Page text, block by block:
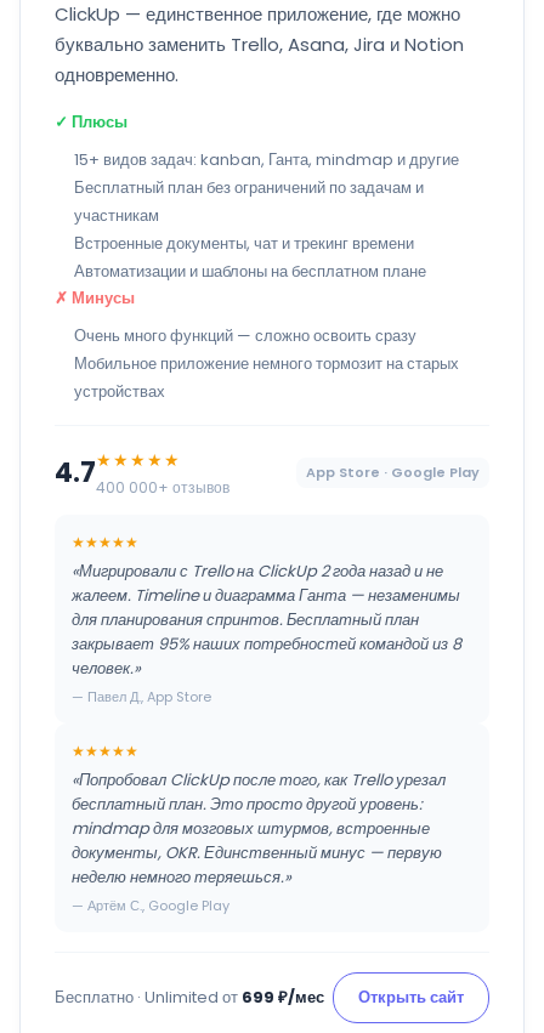
ClickUp — единственное приложение, где можно
буквально заменить Trello, Asana, Jira и Notion
одновременно.
✓ Плюсы
15+ видов задач: kanban, Ганта, mindmap и другие
Бесплатный план без ограничений по задачам и
участникам
Встроенные документы, чат и трекинг времени
Автоматизации и шаблоны на бесплатном плане
✗ Минусы
Очень много функций — сложно освоить сразу
Мобильное приложение немного тормозит на старых
устройствах
4.7★★★★★
400 000+ отзывов
App Store · Google Play
★★★★★
«Мигрировали с Trello на ClickUp 2 года назад и не
жалеем. Timeline и диаграмма Ганта — незаменимы
для планирования спринтов. Бесплатный план
закрывает 95% наших потребностей командой из 8
человек.»
— Павел Д., App Store
★★★★★
«Попробовал ClickUp после того, как Trello урезал
бесплатный план. Это просто другой уровень:
mindmap для мозговых штурмов, встроенные
документы, OKR. Единственный минус — первую
неделю немного теряешься.»
— Артём С., Google Play
Бесплатно · Unlimited от 699 ₽/мес Открыть сайт